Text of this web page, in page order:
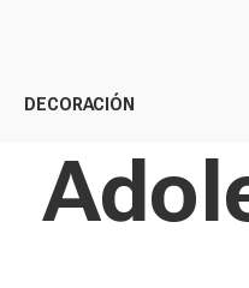
DECORACIÓN